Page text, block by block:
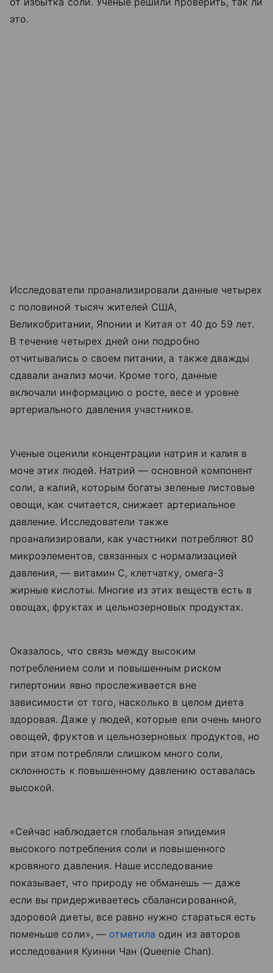
это.
Исследователи проанализировали данные четырех
с половиной тысяч жителей США,
Великобритании, Японии и Китая от 40 до 59 лет.
В течение четырех дней они подробно
отчитывались о своем питании, а также дважды
сдавали анализ мочи. Кроме того, данные
включали информацию о росте, весе и уровне
артериального давления участников.
Ученые оценили концентрации натрия и калия в
моче этих людей. Натрий — основной компонент
соли, а калий, которым богаты зеленые листовые
овощи, как считается, снижает артериальное
давление. Исследователи также
проанализировали, как участники потребляют 80
микроэлементов, связанных с нормализацией
давления, — витамин С, клетчатку, омега-3
жирные кислоты. Многие из этих веществ есть в
овощах, фруктах и цельнозерновых продуктах.
Оказалось, что связь между высоким
потреблением соли и повышенным риском
гипертонии явно прослеживается вне
зависимости от того, насколько в целом диета
здоровая. Даже у людей, которые ели очень много
овощей, фруктов и цельнозерновых продуктов, но
при этом потребляли слишком много соли,
склонность к повышенному давлению оставалась
высокой.
«Сейчас наблюдается глобальная эпидемия
высокого потребления соли и повышенного
кровяного давления. Наше исследование
показывает, что природу не обманешь — даже
если вы придерживаетесь сбалансированной,
здоровой диеты, все равно нужно стараться есть
поменьше соли», — отметила один из авторов
исследования Куинни Чан (Queenie Chan).